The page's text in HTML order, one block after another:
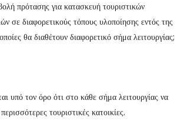
πρότασης για κατασκευή τουριστικών
σε διαφορετικούς τόπους υλοποίησης εντός της
θα διαθέτουν διαφορετικό σήμα λειτουργίας;
υπό τον όρο ότι στο κάθε σήμα λειτουργίας να
τουριστικές κατοικίες.